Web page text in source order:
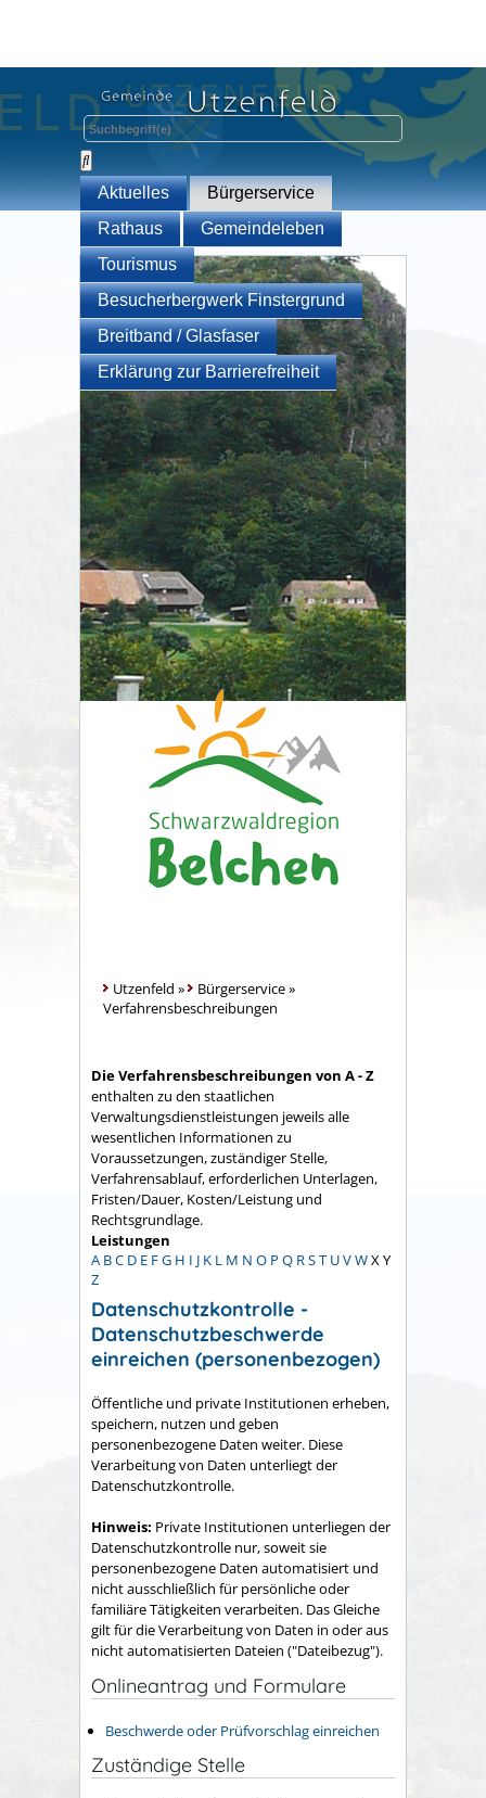
Aktuelles
Bürgerservice
Rathaus
Gemeindeleben
Tourismus
Besucherbergwerk Finstergrund
Breitband / Glasfaser
Erklärung zur Barrierefreiheit
Utzenfeld » Bürgerservice»
Verfahrensbeschreibungen
Die Verfahrensbeschreibungen von A - Z
enthalten zu den staatlichen
Verwaltungsdienstleistungen jeweils alle
wesentlichen Informationen zu
Voraussetzungen, zuständiger Stelle,
Verfahrensablauf, erforderlichen Unterlagen,
Fristen/Dauer, Kosten/Leistung und
Rechtsgrundlage.
Leistungen
A BC D E FG H I J K L M N O P Q RST UVWX Y
Z
Datenschutzkontrolle -
Datenschutzbeschwerde
einreichen (personenbezogen)
Öffentliche und private Institutionen erheben,
speichern, nutzen und geben
personenbezogene Daten weiter. Diese
Verarbeitung von Daten unterliegt der
Datenschutzkontrolle.
Hinweis: Private Institutionen unterliegen der
Datenschutzkontrolle nur, soweit sie
personenbezogene Daten automatisiert und
nicht ausschließlich für persönliche oder
familiäre Tätigkeiten verarbeiten. Das Gleiche
gilt für die Verarbeitung von Daten in oder aus
nicht automatisierten Dateien ("Dateibezug").
Onlineantrag und Formulare
Beschwerde oder Prüfvorschlag einreichen
Zuständige Stelle